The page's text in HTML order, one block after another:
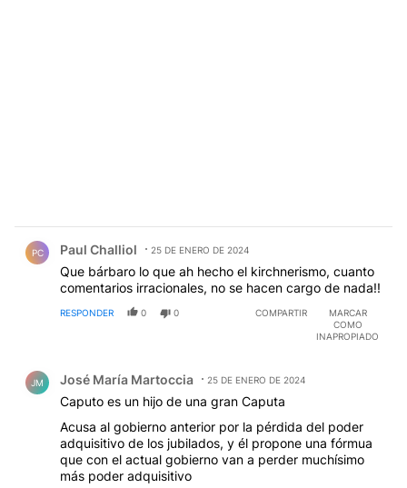
PC Paul Challiol 25 DE ENERO DE 2024
Que bárbaro lo que ah hecho el kirchnerismo, cuanto
comentarios irracionales, no se hacen cargo de nada!!
RESPONDER 0 0 COMPARTIR
MARCAR
COMO
INAPROPIADO
JM José María Martoccia 25 DE ENERO DE 2024
Caputo es un hijo de una gran Caputa
Acusa al gobierno anterior por la pérdida del poder
adquisitivo de los jubilados, y él propone una fórmua
que con el actual gobierno van a perder muchísimo
más poder adquisitivo